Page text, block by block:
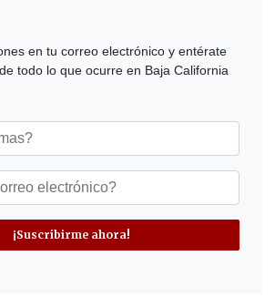
en tu correo electrónico y entérate
todo lo que ocurre en Baja California
¡Suscribirme ahora!